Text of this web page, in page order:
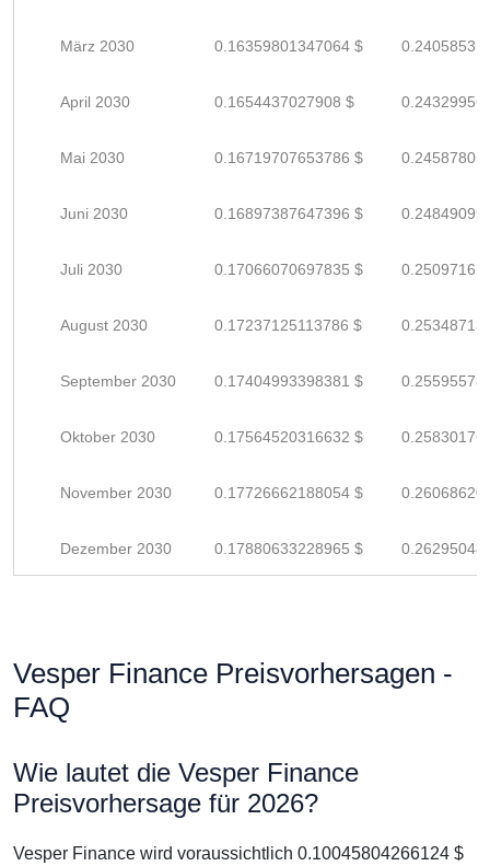
März 2030 0.16359801347064 $
April 2030 0.1654437027908 $
Mai 2030 0.16719707653786 $
Juni 2030 0.16897387647396 $
Juli 2030 0.17066070697835 $
August 2030 0.17237125113786 $
September 2030 0.17404993398381 $
Oktober 2030 0.17564520316632 $
November 2030 0.17726662188054 $
Dezember 2030 0.17880633228965 $
Vesper Finance Preisvorhersagen -
FAQ
Wie lautet die Vesper Finance
Preisvorhersage für 2026?
Vesper Finance wird voraussichtlich 0.10045804266124 $